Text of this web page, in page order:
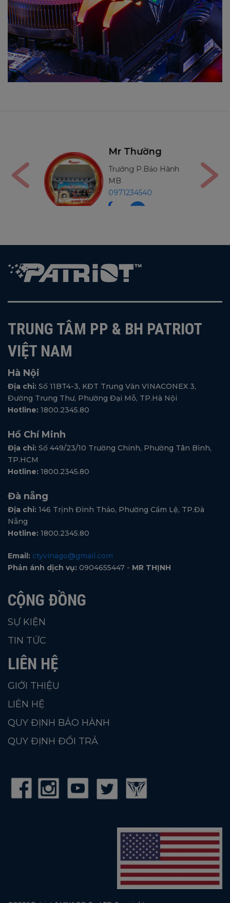
Hành
Mr Thường
Trưởng P.Bảo Hành
MB
0971234540
TRUNG TÂM PP & BH PATRIOT
VIỆT NAM
Hà Nội
Địa chỉ: Số 11BT4-3, KĐT Trung Văn VINACONEX 3,
Đường Trung Thư, Phường Đại Mỗ, TP.Hà Nội
Hotline: 1800.2345.80
Hồ Chí Minh
Địa chỉ: Số 449/23/10 Trường Chinh, Phường Tân Bình,
TP.HCM
Hotline: 1800.2345.80
Đà nẵng
Địa chỉ: 146 Trịnh Đình Thảo, Phường Cẩm Lệ, TP.Đà
Nẵng
Hotline: 1800.2345.80
Email: ctyvinago@gmail.com
Phản ánh dịch vụ: 0904655447 - MR THỊNH
CỘNG ĐỒNG
SỰ KIỆN
TIN TỨC
LIÊN HỆ
GIỚI THIỆU
LIÊN HỆ
QUY ĐỊNH BẢO HÀNH
QUY ĐỊNH ĐỔI TRẢ